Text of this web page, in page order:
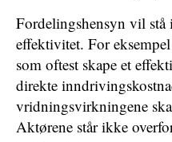
Fordelingshensyn vil
effektivitet. For
som oftest skape et
direkte
vridningsvirkningene
Aktørene står ikke